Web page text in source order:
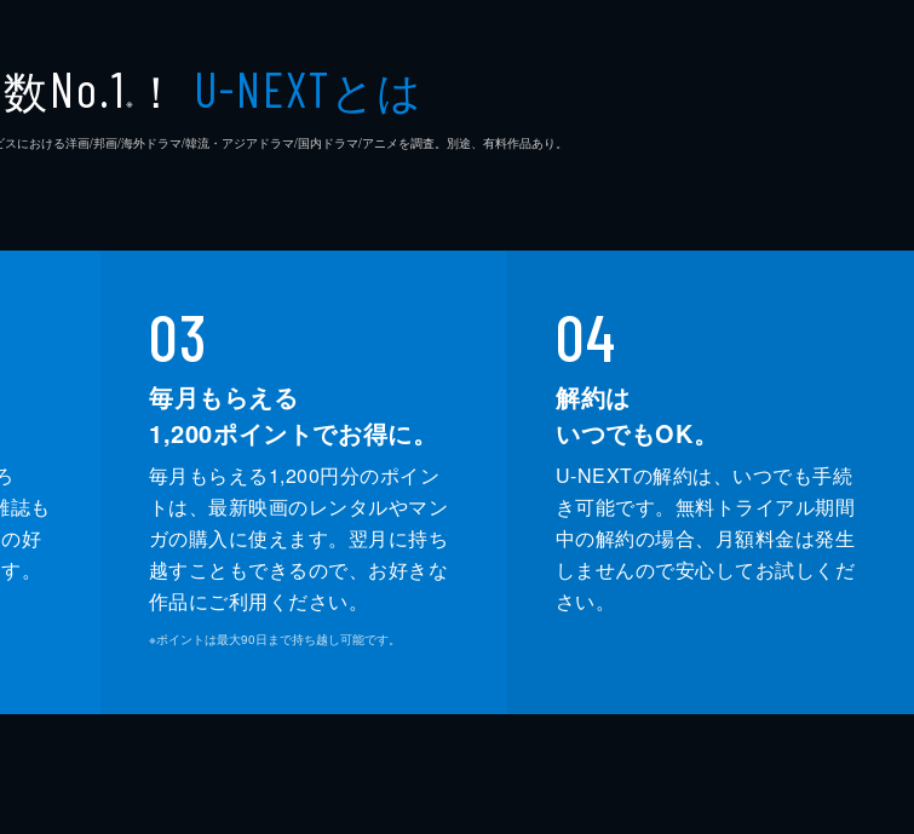
No.1 ※ ！ U-NEXTとは
おける洋画/邦画/海外ドラマ/韓流・アジアドラマ/国内ドラマ/アニメを調査。別途、有料作品あり。
誌も
好
。
03
毎月もらえる
1,200ポイントでお得に。
毎月もらえる1,200円分のポイン
トは、最新映画のレンタルやマン
ガの購入に使えます。翌月に持ち
越すこともできるので、お好きな
作品にご利用ください。
※ポイントは最大90日まで持ち越し可能です。
04
解約は
いつでもOK。
U-NEXTの解約は、いつでも手続
き可能です。無料トライアル期間
中の解約の場合、月額料金は発生
しませんので安心してお試しくだ
さい。